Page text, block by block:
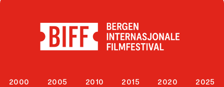
2000
2005
2010
2015
2020
2025